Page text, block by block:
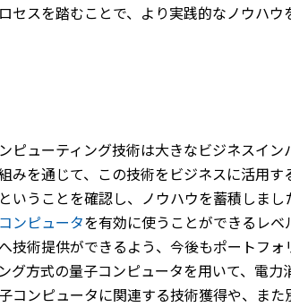
スを踏むことで、より実践的なノウハウ
ピューティング技術は大きなビジネスイ
みを通じて、この技術をビジネスに活用
うことを確認し、ノウハウを蓄積しまし
ンピュータを有効に使うことができるレ
技術提供ができるよう、今後もポートフ
方式の量子コンピュータを用いて、電力
コンピュータに関連する技術獲得や、ま